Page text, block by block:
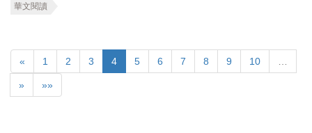
華文閱讀
« 1 2 3 4 5 6 7 8 9 10
» »»